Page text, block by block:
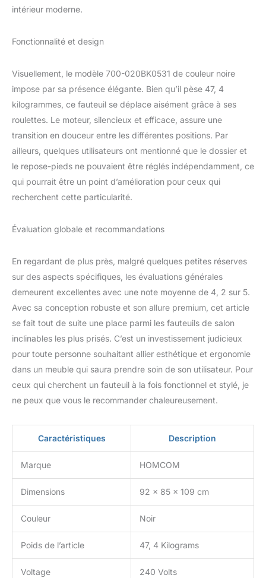
boissons et autres petits
objets essentiels, vous
permettant de garder
tout ce dont vous avez
besoin à portée de main.
UTILISATION
POLYVALENTE : Avec
son style moderne, ce
fauteuil relax électrique
s'harmonise à merveille
avec les salons,
détente. Parfait pour les
convalescence, il garantit
une utilisation facile avec
un minimum d'effort
SPÉCIFICATIONS DU
FAUTEUIL RELEVEUR
ÉLECTRIQUE :
Dimensions verticales :
85l x 92P x 109H cm,
85l x 165P x 90H cm.
Dimensions de levage :
Charge max.
recommandée : 150 kg.
Montage nécessaire.
intérieur moderne.
Fonctionnalité et design
Visuellement, le modèle 700-020BK0531 de couleur noire
impose par sa présence élégante. Bien qu’il pèse 47, 4
kilogrammes, ce fauteuil se déplace aisément grâce à ses
roulettes. Le moteur, silencieux et efficace, assure une
transition en douceur entre les différentes positions. Par
ailleurs, quelques utilisateurs ont mentionné que le dossier et
le repose-pieds ne pouvaient être réglés indépendamment, ce
qui pourrait être un point d’amélioration pour ceux qui
recherchent cette particularité.
Évaluation globale et recommandations
En regardant de plus près, malgré quelques petites réserves
sur des aspects spécifiques, les évaluations générales
demeurent excellentes avec une note moyenne de 4, 2 sur 5.
Avec sa conception robuste et son allure premium, cet article
se fait tout de suite une place parmi les fauteuils de salon
inclinables les plus prisés. C’est un investissement judicieux
pour toute personne souhaitant allier esthétique et ergonomie
dans un meuble qui saura prendre soin de son utilisateur. Pour
ceux qui cherchent un fauteuil à la fois fonctionnel et stylé, je
ne peux que vous le recommander chaleureusement.
Caractéristiques Description
Marque HOMCOM
Dimensions 92 x 85 x 109 cm
Couleur Noir
Poids de l’article 47, 4 Kilograms
Voltage 240 Volts